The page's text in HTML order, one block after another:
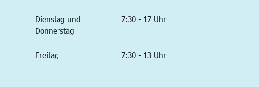
Dienstag und
Donnerstag
7:30 - 17 Uhr
Freitag 7:30 - 13 Uhr